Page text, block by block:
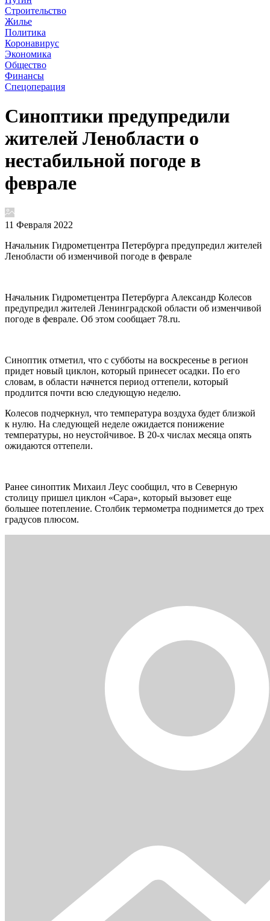
Строительство
Жилье
Политика
Коронавирус
Экономика
Общество
Финансы
Спецоперация
Синоптики предупредили
жителей Ленобласти о
нестабильной погоде в
феврале
11 Февраля 2022
Начальник Гидрометцентра Петербурга предупредил жителей
Ленобласти об изменчивой погоде в феврале
Начальник Гидрометцентра Петербурга Александр Колесов
предупредил жителей Ленинградской области об изменчивой
погоде в феврале. Об этом сообщает 78.ru.
Синоптик отметил, что с субботы на воскресенье в регион
придет новый циклон, который принесет осадки. По его
словам, в области начнется период оттепели, который
продлится почти всю следующую неделю.
Колесов подчеркнул, что температура воздуха будет близкой
к нулю. На следующей неделе ожидается понижение
температуры, но неустойчивое. В 20-х числах месяца опять
ожидаются оттепели.
Ранее синоптик Михаил Леус сообщил, что в Северную
столицу пришел циклон «Сара», который вызовет еще
большее потепление. Столбик термометра поднимется до трех
градусов плюсом.